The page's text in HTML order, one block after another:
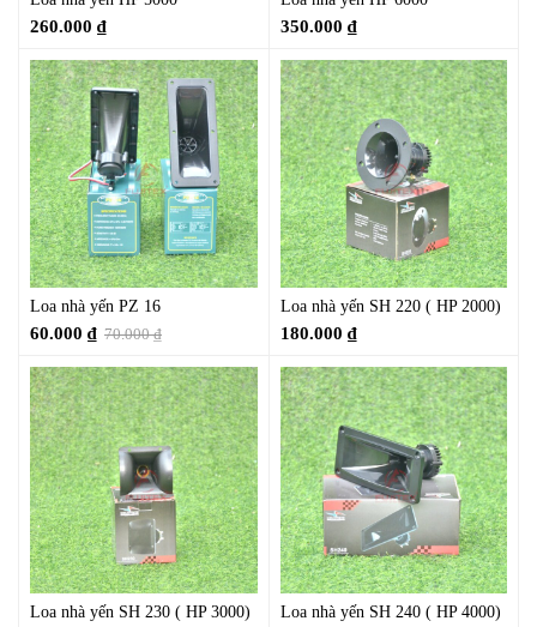
260.000 ₫ 350.000 ₫
Loa nhà yến PZ 16
70.000₫
60.000 ₫
Loa nhà yến SH 220 ( HP 2000)
180.000 ₫
Loa nhà yến SH 230 ( HP 3000) Loa nhà yến SH 240 ( HP 4000)